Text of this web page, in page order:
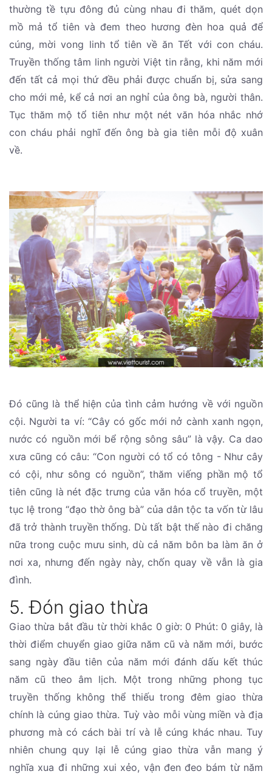
thường tề tựu đông đủ cùng nhau đi thăm, quét dọn
mồ mả tổ tiên và đem theo hương đèn hoa quả để
cúng, mời vong linh tổ tiên về ăn Tết với con cháu.
Truyền thống tâm linh người Việt tin rằng, khi năm mới
đến tất cả mọi thứ đều phải được chuẩn bị, sửa sang
cho mới mẻ, kể cả nơi an nghỉ của ông bà, người thân.
Tục thăm mộ tổ tiên như một nét văn hóa nhắc nhớ
con cháu phải nghĩ đến ông bà gia tiên mỗi độ xuân
về.
Đó cũng là thể hiện của tình cảm hướng về với nguồn
cội. Người ta ví: “Cây có gốc mới nở cành xanh ngọn,
nước có nguồn mới bể rộng sông sâu” là vậy. Ca dao
xưa cũng có câu: “Con người có tổ có tông - Như cây
có cội, như sông có nguồn”, thăm viếng phần mộ tổ
tiên cũng là nét đặc trưng của văn hóa cổ truyền, một
tục lệ trong “đạo thờ ông bà” của dân tộc ta vốn từ lâu
đã trở thành truyền thống. Dù tất bật thế nào đi chăng
nữa trong cuộc mưu sinh, dù cả năm bôn ba làm ăn ở
nơi xa, nhưng đến ngày này, chốn quay về vẫn là gia
đình.
5. Đón giao thừa
Giao thừa bắt đầu từ thời khắc 0 giờ: 0 Phút: 0 giây, là
thời điểm chuyển giao giữa năm cũ và năm mới, bước
sang ngày đầu tiên của năm mới đánh dấu kết thúc
năm cũ theo âm lịch. Một trong những phong tục
truyền thống không thể thiếu trong đêm giao thừa
chính là cúng giao thừa. Tuỳ vào mỗi vùng miền và địa
phương mà có cách bài trí và lễ cúng khác nhau. Tuy
nhiên chung quy lại lễ cúng giao thừa vẫn mang ý
nghĩa xua đi những xui xẻo, vận đen đeo bám từ năm